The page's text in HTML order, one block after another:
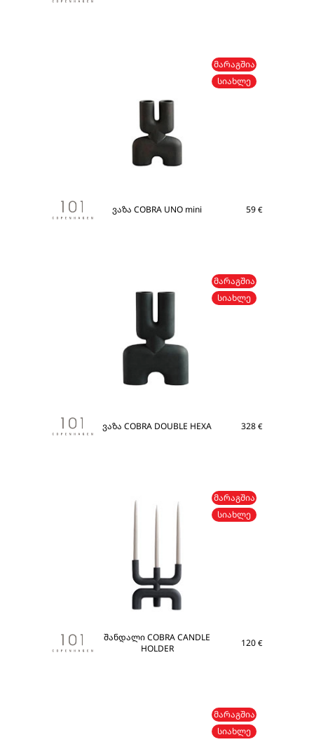
ᲛᲐᲠᲐᲒᲨᲘᲐ
ᲡᲘᲐᲮᲚᲔ
ვაზა COBRA UNO mini 59 €
ᲛᲐᲠᲐᲒᲨᲘᲐ
ᲡᲘᲐᲮᲚᲔ
ვაზა COBRA DOUBLE HEXA 328 €
ᲛᲐᲠᲐᲒᲨᲘᲐ
ᲡᲘᲐᲮᲚᲔ
შანდალი COBRA CANDLE
HOLDER
120 €
ᲛᲐᲠᲐᲒᲨᲘᲐ
ᲡᲘᲐᲮᲚᲔ